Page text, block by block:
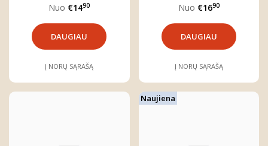
Nuo €1490
DAUGIAU
Į NORŲ SĄRAŠĄ
Nuo €1690
DAUGIAU
Į NORŲ SĄRAŠĄ
Naujiena